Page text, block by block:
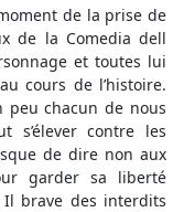
de la prise de
de la Comedia dell
et toutes lui
cours de l’histoire.
peu chacun de nous
s’élever contre les
de dire non aux
garder sa liberté
brave des interdits